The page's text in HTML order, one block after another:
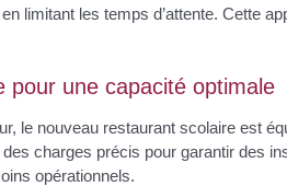
limitant les temps d’attente. Cette
pour une capacité optimale
le nouveau restaurant scolaire est
charges précis pour garantir des
opérationnels.